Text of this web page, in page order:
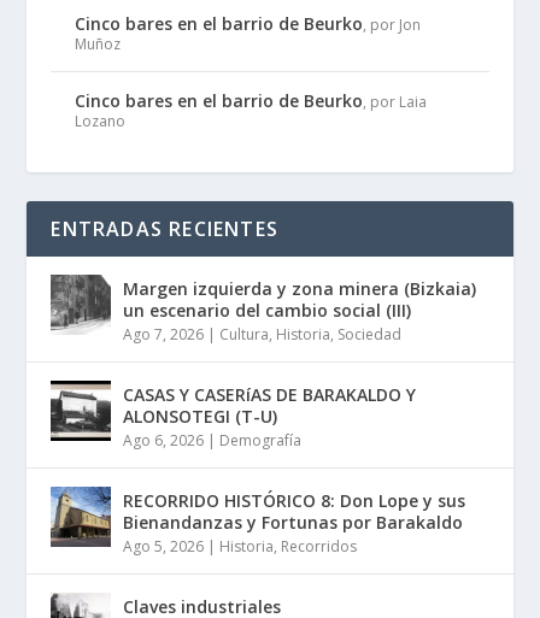
Cinco bares en el barrio de Beurko, por Jon
Muñoz
Cinco bares en el barrio de Beurko, por Laia
Lozano
ENTRADAS RECIENTES
Margen izquierda y zona minera (Bizkaia)
un escenario del cambio social (III)
Ago 7, 2026 | Cultura, Historia, Sociedad
CASAS Y CASERíAS DE BARAKALDO Y
ALONSOTEGI (T-U)
Ago 6, 2026 | Demografía
RECORRIDO HISTÓRICO 8: Don Lope y sus
Bienandanzas y Fortunas por Barakaldo
Ago 5, 2026 | Historia, Recorridos
Claves industriales